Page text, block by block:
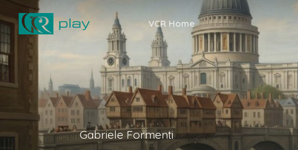
VCR Home
Gabriele Formenti